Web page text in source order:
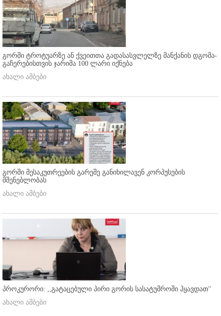
გორში ტროტუარზე ან ქვეითთა გადასასვლელზე მანქანის დგომა-
გაჩერებისთვის ჯარიმა 100 ლარი იქნება
ახალი ამბები
გორში მესაკუთრეების გარეშე განიხილავენ კორპუსების
მშენებლობას
ახალი ამბები
პროკურორი: ,,გატაცებული პირი გორის სასატუმროში ჰყავდათ''
ახალი ამბები